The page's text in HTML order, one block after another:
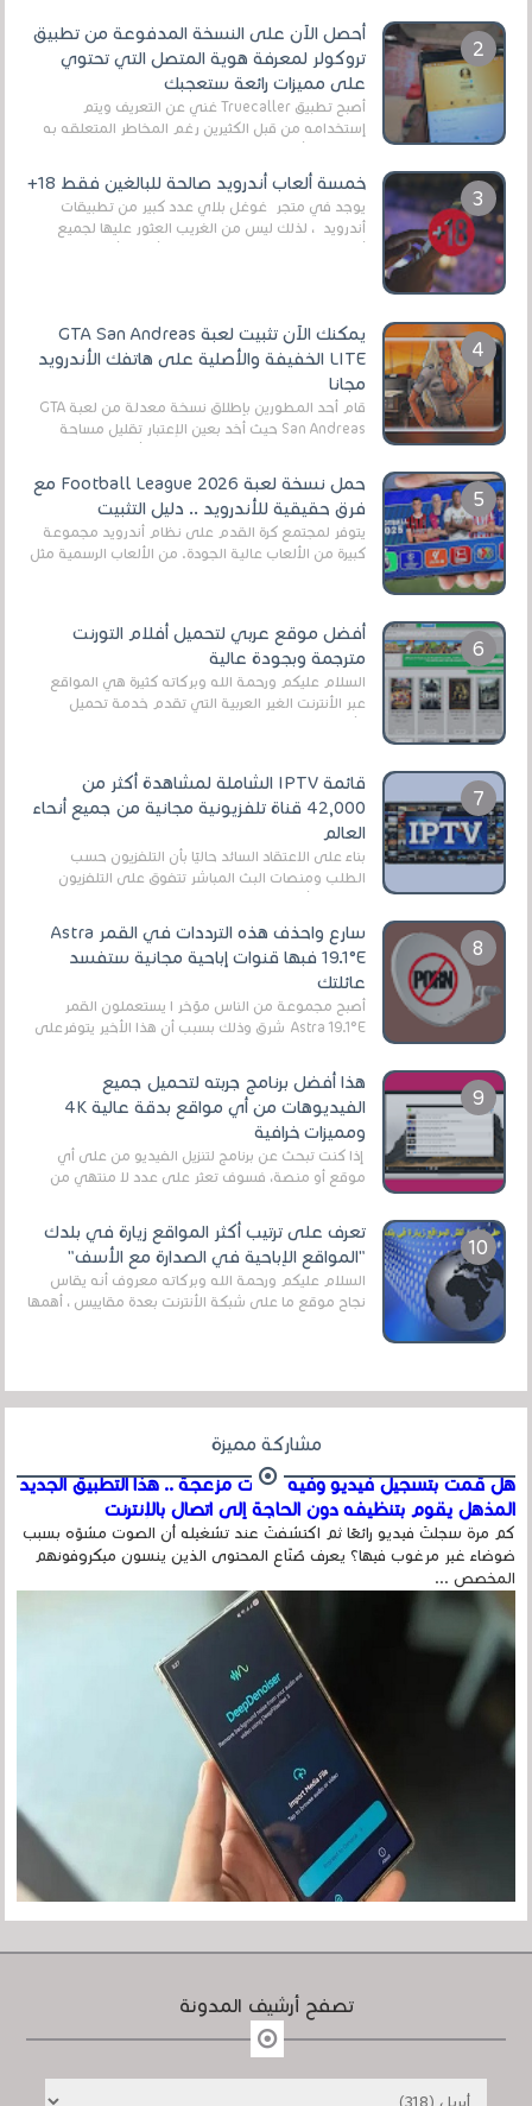
أحصل الآن على النسخة المدفوعة من تطبيق
تروكولر لمعرفة هوية المتصل التي تحتوي
على مميزات رائعة ستعجبك
أصبح تطبيق Truecaller غني عن التعريف ويتم
إستخدامه من قبل الكثيرين رغم المخاطر المتعلقه به
خمسة ألعاب أندرويد صالحة للبالغين فقط 18+
يوجد في متجر غوغل بلاي عدد كبير من تطبيقات
أندرويد ، لذلك ليس من الغريب العثور عليها لجميع
يمكنك الآن تثبيت لعبة GTA San Andreas
LITE الخفيفة والأصلية على هاتفك الأندرويد
مجانا
قام أحد المطورين بإطلاق نسخة معدلة من لعبة GTA
San Andreas حيث أخد بعين الإعتبار تقليل مساحة
حمل نسخة لعبة Football League 2026 مع
فرق حقيقية للأندرويد .. دليل التثبيت
يتوفر لمجتمع كرة القدم على نظام أندرويد مجموعة
كبيرة من الألعاب عالية الجودة. من الألعاب الرسمية مثل
أفضل موقع عربي لتحميل أفلام التورنت
مترجمة وبجودة عالية
السلام عليكم ورحمة الله وبركاته كثيرة هي المواقع
عبر الأنترنت الغير العربية التي تقدم خدمة تحميل
الأفلام على التورنت ، ومعظم هذه المواقع ل...
قائمة IPTV الشاملة لمشاهدة أكثر من
42,000 قناة تلفزيونية مجانية من جميع أنحاء
العالم
بناءً على الاعتقاد السائد حاليًا بأن التلفزيون حسب
الطلب ومنصات البث المباشر تتفوق على التلفزيون
الرقمي الأرضي التقليدي، يُعدّ IPTV-org خيار...
سارع واحذف هذه الترددات في القمر Astra
19.1°E فبها قنوات إباحية مجانية ستفسد
عائلتك
أصبح مجموعة من الناس مؤخر ا يستعملون القمر
Astra 19.1°E شرق وذلك بسبب أن هذا الأخير يتوفرعلى
هذا أفضل برنامج جربته لتحميل جميع
الفيديوهات من أي مواقع بدقة عالية 4K
ومميزات خرافية
إذا كنت تبحث عن برنامج لتنزيل الفيديو من على أي
موقع أو منصة، فسوف تعثر على عدد لا منتهي من
تعرف على ترتيب أكثر المواقع زيارة في بلدك
"المواقع الإباحية في الصدارة مع الأسف"
السلام عليكم ورحمة الله وبركاته معروف أنه يقاس
نجاح موقع ما على شبكة الأنترنت بعدة مقاييس ، أهمها
مشاركة مميزة
هل قمت بتسجيل فيديو وفيه أصوت مزعجة .. هذا التطبيق الجديد
المذهل يقوم بتنظيفه دون الحاجة إلى اتصال بالإنترنت
كم مرة سجلتَ فيديو رائعًا ثم اكتشفتَ عند تشغيله أن الصوت مشوّه بسبب
ضوضاء غير مرغوب فيها؟ يعرف صُنّاع المحتوى الذين ينسون ميكروفونهم
المخصص ...
تصفح أرشيف المدونة